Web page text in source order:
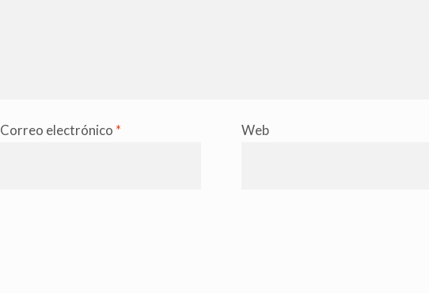
Correo electrónico * Web